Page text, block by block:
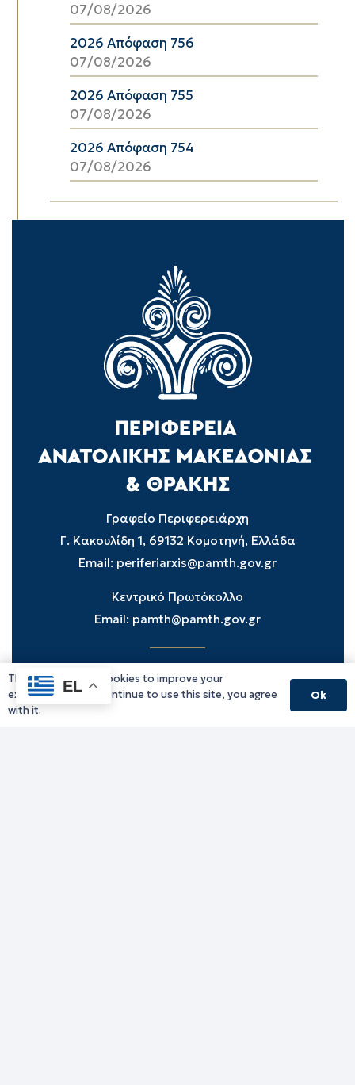
07/08/2026
2026 Απόφαση 756
07/08/2026
2026 Απόφαση 755
07/08/2026
2026 Απόφαση 754
07/08/2026
Γραφείο Περιφερειάρχη
Γ. Κακουλίδη 1, 69132 Κομοτηνή, Ελλάδα
Email: periferiarxis@pamth.gov.gr
Κεντρικό Πρωτόκολλο
Email: pamth@pamth.gov.gr
Υπηρεσίες Δράμας
Υπηρεσίες Καβάλας
EL
This website uses cookies to improve your
experience. If you continue to use this site, you agree
with it.
Ok